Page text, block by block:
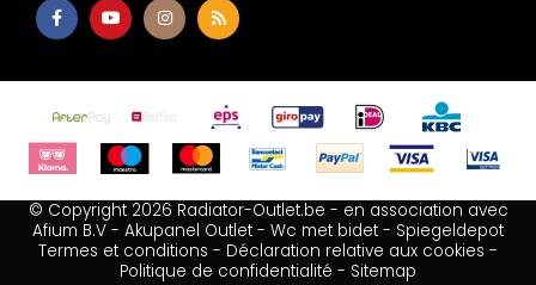
© Copyright 2026 Radiator-Outlet.be - en association avec
Afium B.V - Akupanel Outlet - Wc met bidet - Spiegeldepot
Termes et conditions - Déclaration relative aux cookies -
Politique de confidentialité - Sitemap